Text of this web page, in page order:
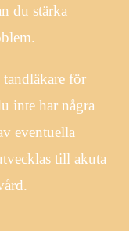
du stärka
för
inte har några
eventuella
till akuta